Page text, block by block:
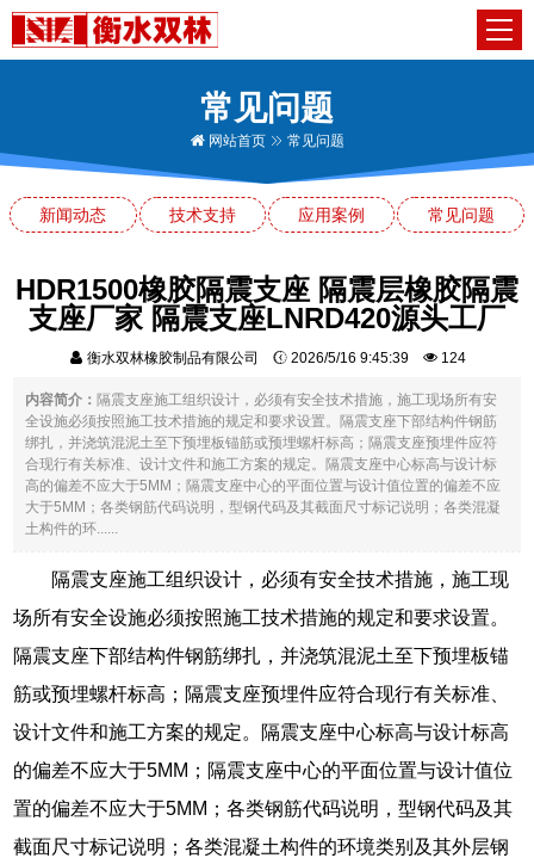
常见问题
网站首页 常见问题
新闻动态 技术支持 应用案例 常见问题
HDR1500橡胶隔震支座 隔震层橡胶隔震
支座厂家 隔震支座LNRD420源头工厂
衡水双林橡胶制品有限公司 2026/5/16 9:45:39 124
内容简介：隔震支座施工组织设计，必须有安全技术措施，施工现场所有安
全设施必须按照施工技术措施的规定和要求设置。隔震支座下部结构件钢筋
绑扎，并浇筑混泥土至下预埋板锚筋或预埋螺杆标高；隔震支座预埋件应符
合现行有关标准、设计文件和施工方案的规定。隔震支座中心标高与设计标
高的偏差不应大于5MM；隔震支座中心的平面位置与设计值位置的偏差不应
大于5MM；各类钢筋代码说明，型钢代码及其截面尺寸标记说明；各类混凝
土构件的环......
隔震支座施工组织设计，必须有安全技术措施，施工现
场所有安全设施必须按照施工技术措施的规定和要求设置。
隔震支座下部结构件钢筋绑扎，并浇筑混泥土至下预埋板锚
筋或预埋螺杆标高；隔震支座预埋件应符合现行有关标准、
设计文件和施工方案的规定。隔震支座中心标高与设计标高
的偏差不应大于5MM；隔震支座中心的平面位置与设计值位
置的偏差不应大于5MM；各类钢筋代码说明，型钢代码及其
截面尺寸标记说明；各类混凝土构件的环境类别及其外层钢